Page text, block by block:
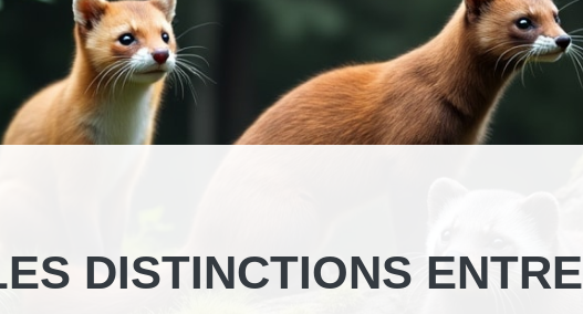
DISTINCTIONS ENTRE